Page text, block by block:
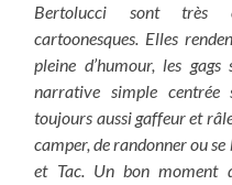
Bertolucci sont très
cartoonesques. Elles
pleine d’humour, les
narrative simple centrée
toujours aussi gaffeur et
camper, de randonner ou
et Tac. Un bon moment